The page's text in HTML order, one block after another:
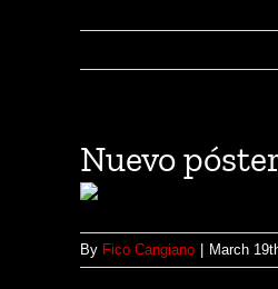
Nuevo
By Fico Cangiano March